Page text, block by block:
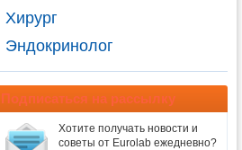
Хирург
Эндокринолог
Подписаться на рассылку
Хотите получать новости и
советы от Eurolab ежедневно?